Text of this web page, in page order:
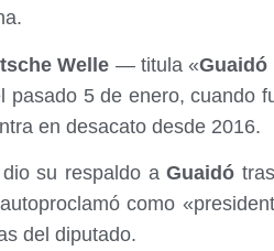
Welle — titula «Guaidó
5 de enero, cuando
en desacato desde 2016.
dio su respaldo aGuaidó
como
del diputado.